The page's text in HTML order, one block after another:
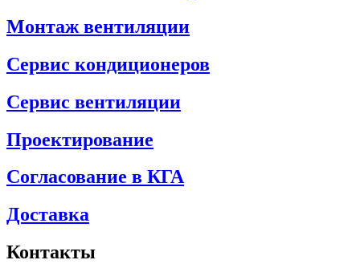
Монтаж вентиляции
Сервис кондиционеров
Сервис вентиляции
Проектирование
Согласование в КГА
Доставка
Контакты